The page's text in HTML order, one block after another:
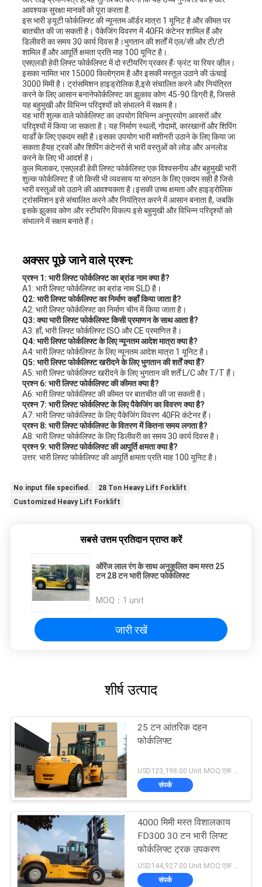
आवश्यक सुरक्षा मानकों को पूरा करता है.
इस भारी ड्यूटी फोर्कलिफ्ट की न्यूनतम ऑर्डर मात्रा 1 यूनिट है और कीमत पर
बातचीत की जा सकती है। पैकेजिंग विवरण में 40FR कंटेनर शामिल हैं और
डिलीवरी का समय 30 कार्य दिवस है।भुगतान की शर्तों में एल/सी और टी/टी
शामिल हैं और आपूर्ति क्षमता प्रति माह 100 यूनिट है।.
एसएलडी हेवी लिफ्ट फोर्कलिफ्ट में दो स्टीयरिंग प्रकार हैंः फ्रंट या रियर व्हील।
इसका नामित भार 15000 किलोग्राम है और इसकी मस्तूल उठाने की ऊंचाई
3000 मिमी है। ट्रांसमिशन हाइड्रोलिक है,इसे संचालित करने और नियंत्रित
करने के लिए आसान बनानेफोर्कलिफ्ट का झुकाव कोण 45-90 डिग्री है, जिससे
यह बहुमुखी और विभिन्न परिदृश्यों को संभालने में सक्षम है।
यह भारी शुल्क वाले फोर्कलिफ्ट का उपयोग विभिन्न अनुप्रयोग अवसरों और
परिदृश्यों में किया जा सकता है। यह निर्माण स्थलों, गोदामों, कारखानों और शिपिंग
यार्डों के लिए एकदम सही है।इसका उपयोग भारी मशीनरी उठाने के लिए किया जा
सकता हैयह ट्रकों और शिपिंग कंटेनरों से भारी वस्तुओं को लोड और अनलोड
करने के लिए भी आदर्श है।
कुल मिलाकर, एसएलडी हेवी लिफ्ट फोर्कलिफ्ट एक विश्वसनीय और बहुमुखी भारी
शुल्क फोर्कलिफ्ट है जो किसी भी व्यवसाय या संगठन के लिए एकदम सही है जिसे
भारी वस्तुओं को उठाने की आवश्यकता है।इसकी उच्च क्षमता और हाइड्रोलिक
ट्रांसमिशन इसे संचालित करने और नियंत्रित करने में आसान बनाता है, जबकि
इसके झुकाव कोण और स्टीयरिंग विकल्प इसे बहुमुखी और विभिन्न परिदृश्यों को
संभालने में सक्षम बनाते हैं।
अक्सर पूछे जाने वाले प्रश्न:
प्रश्न 1: भारी लिफ्ट फोर्कलिफ्ट का ब्रांड नाम क्या है?
A1: भारी लिफ्ट फोर्कलिफ्ट का ब्रांड नाम SLD है।
Q2: भारी लिफ्ट फोर्कलिफ्ट का निर्माण कहाँ किया जाता है?
A2: भारी लिफ्ट फोर्कलिफ्ट का निर्माण चीन में किया जाता है।
Q3: क्या भारी लिफ्ट फोर्कलिफ्ट किसी प्रमाणन के साथ आता है?
A3: हाँ, भारी लिफ्ट फोर्कलिफ्ट ISO और CE प्रमाणित है।
Q4: भारी लिफ्ट फोर्कलिफ्ट के लिए न्यूनतम आदेश मात्रा क्या है?
A4: भारी लिफ्ट फोर्कलिफ्ट के लिए न्यूनतम आदेश मात्रा 1 यूनिट है।
Q5: भारी लिफ्ट फोर्कलिफ्ट खरीदने के लिए भुगतान की शर्तें क्या हैं?
A5: भारी लिफ्ट फोर्कलिफ्ट खरीदने के लिए भुगतान की शर्तें L/C और T/T हैं।
प्रश्न 6: भारी लिफ्ट फोर्कलिफ्ट की कीमत क्या है?
A6: भारी लिफ्ट फोर्कलिफ्ट की कीमत पर बातचीत की जा सकती है।
प्रश्न 7: भारी लिफ्ट फोर्कलिफ्ट के लिए पैकेजिंग का विवरण क्या है?
A7: भारी लिफ्ट फोर्कलिफ्ट के लिए पैकेजिंग विवरण 40FR कंटेनर हैं।
प्रश्न 8: भारी लिफ्ट फोर्कलिफ्ट के वितरण में कितना समय लगता है?
A8: भारी लिफ्ट फोर्कलिफ्ट के लिए डिलीवरी का समय 30 कार्य दिवस है।
प्रश्न 9: भारी लिफ्ट फोर्कलिफ्ट की आपूर्ति क्षमता क्या है?
उत्तर: भारी लिफ्ट फोर्कलिफ्ट की आपूर्ति क्षमता प्रति माह 100 यूनिट है।
No input file specified.
28 Ton Heavy Lift Forklift
Customized Heavy Lift Forklift
सबसे उत्तम प्रतिदान प्राप्त करें
ऑरेंज लाल रंग के साथ अनुकूलित कम मस्त 25
टन 28 टन भारी लिफ्ट फोर्कलिफ्ट
MOQ： 1 unit
जारी रखें
शीर्ष उत्पाद
25 टन आंतरिक दहन
फोर्कलिफ्ट
USD123,198.00 Unit MOQ:एक इकाई
संपर्क
4000 मिमी मस्त विशालकाय
FD300 30 टन भारी लिफ्ट
फोर्कलिफ्ट ट्रक उपकरण
USD144,927.00 Unit MOQ:एक इकाई
संपर्क